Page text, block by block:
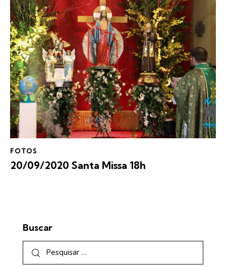
FOTOS
20/09/2020 Santa Missa 18h
Buscar